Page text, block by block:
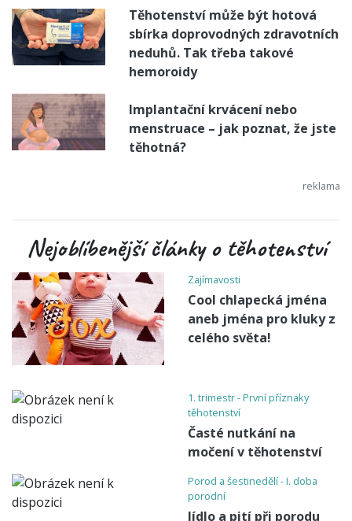
Těhotenství může být hotová
sbírka doprovodných zdravotních
neduhů. Tak třeba takové
hemoroidy
Implantační krvácení nebo
menstruace – jak poznat, že jste
těhotná?
Nejoblíbenější články o těhotenství
Zajímavosti
Cool chlapecká jména
aneb jména pro kluky z
celého světa!
1. trimestr - První příznaky
těhotenství
Časté nutkání na
močení v těhotenství
Porod a šestinedělí - I. doba
porodní
Jídlo a pití při porodu